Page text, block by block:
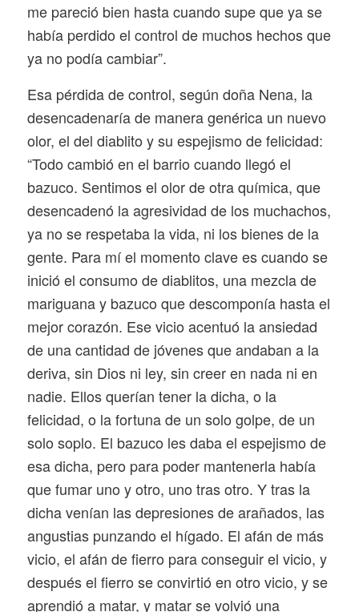
me pareció bien hasta cuando supe que ya se
había perdido el control de muchos hechos que
ya no podía cambiar”.
Esa pérdida de control, según doña Nena, la
desencadenaría de manera genérica un nuevo
olor, el del diablito y su espejismo de felicidad:
“Todo cambió en el barrio cuando llegó el
bazuco. Sentimos el olor de otra química, que
desencadenó la agresividad de los muchachos,
ya no se respetaba la vida, ni los bienes de la
gente. Para mí el momento clave es cuando se
inició el consumo de diablitos, una mezcla de
mariguana y bazuco que descomponía hasta el
mejor corazón. Ese vicio acentuó la ansiedad
de una cantidad de jóvenes que andaban a la
deriva, sin Dios ni ley, sin creer en nada ni en
nadie. Ellos querían tener la dicha, o la
felicidad, o la fortuna de un solo golpe, de un
solo soplo. El bazuco les daba el espejismo de
esa dicha, pero para poder mantenerla había
que fumar uno y otro, uno tras otro. Y tras la
dicha venían las depresiones de arañados, las
angustias punzando el hígado. El afán de más
vicio, el afán de fierro para conseguir el vicio, y
después el fierro se convirtió en otro vicio, y se
aprendió a matar, y matar se volvió una